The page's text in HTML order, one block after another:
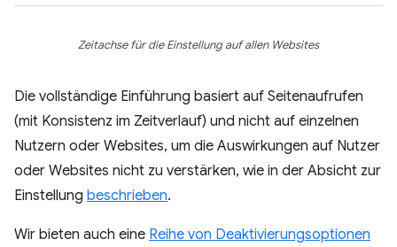
Zeitachse für die Einstellung auf allen Websites
Die vollständige Einführung basiert auf Seitenaufrufen
(mit Konsistenz im Zeitverlauf) und nicht auf einzelnen
Nutzern oder Websites, um die Auswirkungen auf Nutzer
oder Websites nicht zu verstärken, wie in der Absicht zur
Einstellung beschrieben.
Wir bieten auch eine Reihe von Deaktivierungsoptionen